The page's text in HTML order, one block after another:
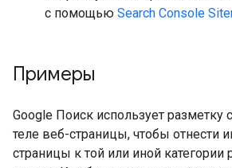
с помощью Search Console
Примеры
Google Поиск использует разметку
теле веб-страницы, чтобы отнести
страницы к той или иной категории